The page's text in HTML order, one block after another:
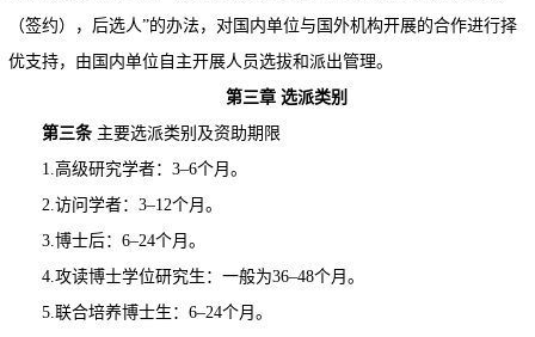
（签约），后选人”的办法，对国内单位与国外机构开展的合作进行择
优支持，由国内单位自主开展人员选拔和派出管理。
第三章 选派类别
第三条主要选派类别及资助期限
1.高级研究学者：3–6个月。
2.访问学者：3–12个月。
3.博士后：6–24个月。
4.攻读博士学位研究生：一般为36–48个月。
5.联合培养博士生：6–24个月。